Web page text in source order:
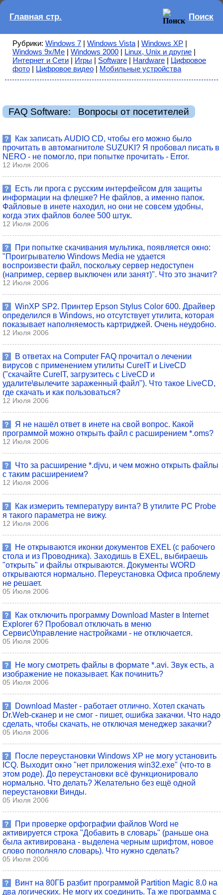
Главная стр. Поиск
Рубрики: Windows 7 | Windows Vista | Windows XP |
Windows 9x/Me | Windows 2000 | Linux, Unix и другие |
Интернет и Сети | Игры | Software | Hardware | Цифровое
фото | Цифровое видео | Мобильные устройства
FAQ Software: Вопросы от посетителей
?
Как записать AUDIO CD, чтобы его можно было
прочитать в автомагнитоле SUZUKI? Я пробовал писать в
NERO - не помогло, при попытке прочитать - Error.
12 Июля 2006
?
Есть ли прога с русским интерфейсом для защиты
информации на флешке? Не файлов, а именно папок.
Файловые в инете находил, но они не совсем удобны,
когда этих файлов более 500 штук.
12 Июля 2006
?
При попытке скачивания мультика, появляется окно:
"Проигрывателю Windows Media не удается
воспроизвести файл, поскольку сервер недоступен
(например, сервер выключен или занят)". Что это значит?
12 Июля 2006
?
WinXP SP2. Принтер Epson Stylus Color 600. Драйвер
определился в Windows, но отсутствует утилита, которая
показывает наполняемость картриджей. Очень неудобно.
12 Июля 2006
?
В ответах на Computer FAQ прочитал о лечении
вирусов с применением утилиты CureIT и LiveCD
("скачайте CureIT, загрузитесь с LiveCD и
удалите\вылечите зараженный файл"). Что такое LiveCD,
где скачать и как пользоваться?
12 Июля 2006
?
Я не нашёл ответ в инете на свой вопрос. Какой
программой можно открыть файл с расширением *.oms?
12 Июля 2006
?
Что за расширение *.djvu, и чем можно открыть файлы
с таким расширением?
12 Июля 2006
?
Как измерить температуру винта? В утилите PC Probe
я такого параметра не вижу.
12 Июля 2006
?
Не открываются иконки документов EXEL (с рабочего
стола и из Проводника). Заходишь в EXEL, выбираешь
"открыть" и файлы открываются. Документы WORD
открываются нормально. Переустановка Офиса проблему
не решает.
05 Июля 2006
?
Как отключить программу Download Master в Internet
Explorer 6? Пробовал отключать в меню
Сервис\Управление настройками - не отключается.
05 Июля 2006
?
Не могу смотреть файлы в формате *.avi. Звук есть, а
изображение не показывает. Как починить?
05 Июля 2006
?
Download Master - работает отлично. Хотел скачать
Dr.Web-сканер и не смог - пишет, ошибка закачки. Что надо
сделать, чтобы скачать, не отключая менеджер закачки?
05 Июля 2006
?
После переустановки Windows XP не могу установить
ICQ. Выходит окно "нет приложения win32.exe" (что-то в
этом роде). До переустановки всё функционировало
нормально. Что делать? Желательно без ещё одной
переустановки Винды.
05 Июля 2006
?
При проверке орфографии файлов Word не
активируется строка "Добавить в словарь" (раньше она
была активирована - выделена черным шрифтом, новое
слово пополняло словарь). Что нужно сделать?
05 Июля 2006
?
Винт на 80ГБ разбит программой Partition Magic 8.0 на
два логических. Не могу их соединить. Та же программа с